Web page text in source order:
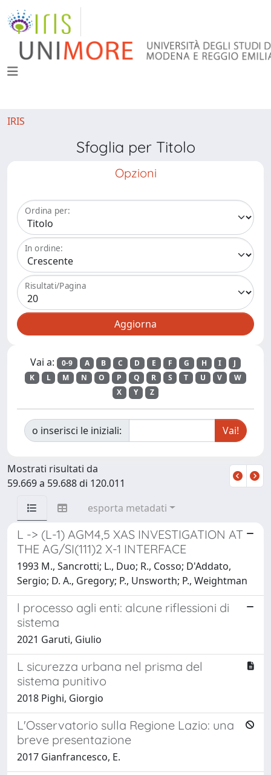
IRIS
Sfoglia per Titolo
Opzioni
Ordina per:
In ordine:
Risultati/Pagina
Vai a: 0-9 A B C D E F G H I
J
K
L M N O P Q R S T U V
W
X
Y Z
o inserisci le iniziali:
Mostrati risultati da
59.669 a 59.688 di 120.011
esporta metadati
L -> (L-1) AGM4,5 XAS INVESTIGATION AT
THE AG/SI(111)2 X-1 INTERFACE
1993 M., Sancrotti; L., Duo; R., Cosso; D'Addato,
Sergio; D. A., Gregory; P., Unsworth; P., Weightman
l processo agli enti: alcune riflessioni di
sistema
2021 Garuti, Giulio
L sicurezza urbana nel prisma del
sistema punitivo
2018 Pighi, Giorgio
L'Osservatorio sulla Regione Lazio: una
breve presentazione
2017 Gianfrancesco, E.